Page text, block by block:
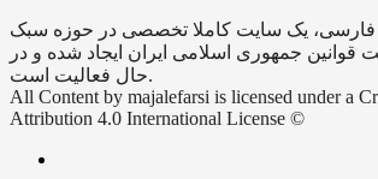
یک سایت کاملا تخصصی در حوزه سبک
جمهوری اسلامی ایران ایجاد شده و در
حال فعالیت است.
All Content by majalefarsi is licensed under a
Attribution 4.0 International License ©️